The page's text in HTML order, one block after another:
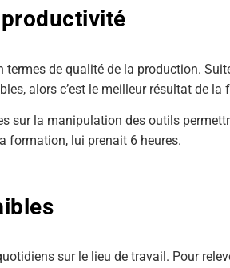
termes de qualité de la production.
alors c’est le meilleur résultat de la
sur la manipulation des outils
formation, lui prenait 6 heures.
sur le lieu de travail. Pour